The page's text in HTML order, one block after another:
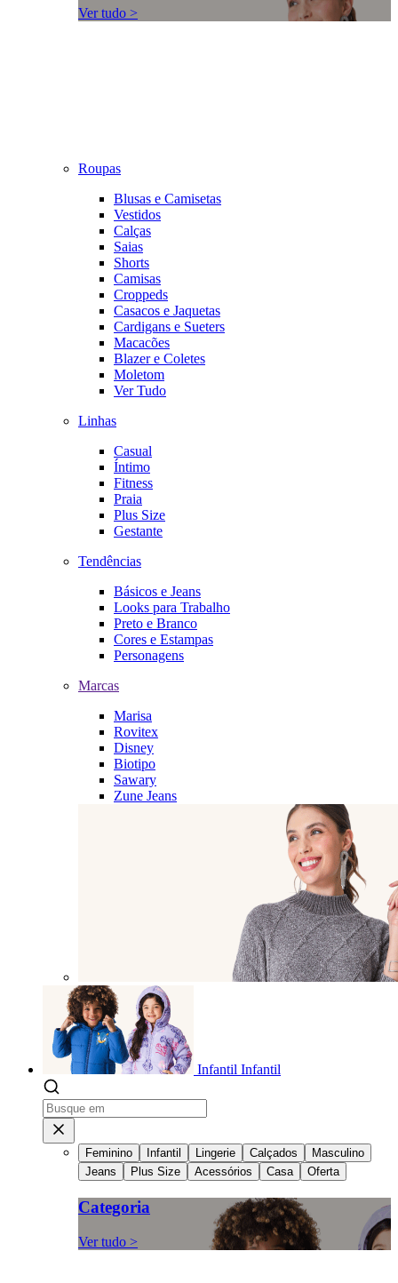
Ver tudo >
Roupas
Blusas e Camisetas
Vestidos
Calças
Saias
Shorts
Camisas
Croppeds
Casacos e Jaquetas
Cardigans e Sueters
Macacões
Blazer e Coletes
Moletom
Ver Tudo
Linhas
Casual
Íntimo
Fitness
Praia
Plus Size
Gestante
Tendências
Básicos e Jeans
Looks para Trabalho
Preto e Branco
Cores e Estampas
Personagens
Marcas
Marisa
Rovitex
Disney
Biotipo
Sawary
Zune Jeans
Infantil Infantil
Feminino Infantil Lingerie Calçados
Masculino
Jeans
Plus Size Acessórios Casa Oferta
Categoria
Ver tudo >